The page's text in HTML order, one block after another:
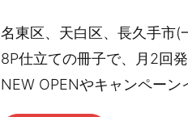
名東区、天白区、長久手市(
8P仕立ての冊子で、月2回
NEW OPENやキャンペーン